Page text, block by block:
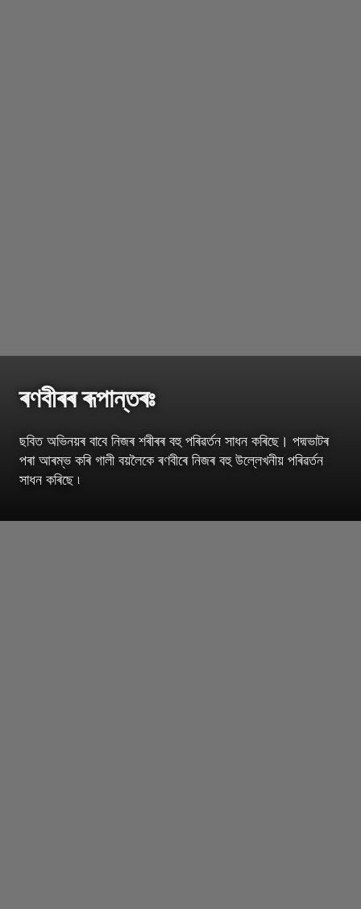
ৰণবীৰৰ ৰূপান্তৰঃ
ছবিত অভিনয়ৰ বাবে নিজৰ শৰীৰৰ বহু পৰিৱৰ্তন সাধন কৰিছে। পদ্মভাটৰ
পৰা আৰম্ভ কৰি গালী বয়লৈকে ৰণবীৰে নিজৰ বহু উল্লেখনীয় পৰিৱৰ্তন
সাধন কৰিছে ৷